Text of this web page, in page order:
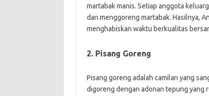
martabak manis. Setiap anggota
dan menggoreng martabak. Hasilnya,
menghabiskan waktu berkualitas
2. Pisang Goreng
Pisang goreng adalah camilan yang
digoreng dengan adonan tepung yang